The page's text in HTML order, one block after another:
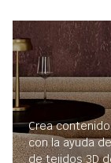
Crea
con la ayuda
de tejidos 3D